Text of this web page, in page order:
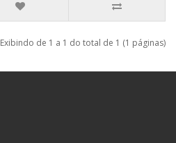
Exibindo de 1 a 1 do total de 1 (1 páginas)